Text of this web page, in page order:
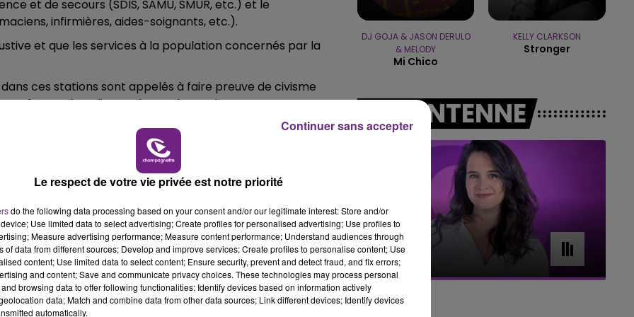
11h00 - 16h00
LE WEEK-END CHAMPAGNE FM
16h00 - 20h00
LE WEEK-END CHAMPAGNE FM
et de secours (SDIS, SAMU, SMUR, etc.) et le
infirmières, aides-soignants, etc.).
et que les services à la population concernés par la
ces stations sont appelés à faire preuve de civisme
forces de police et de gendarmerie assureront une
également "à la population de ne pas se ravitailler
DJ GOJA & JASON DERULO
& MELODY
Mi Chico
KELLY CLARKSON
Stronger
A L'ANTENNE
16h00 - 20h00
Le Week-end Champagne FM
7h00 - 11h00
BEST OF
Le respect de votre vie privée est notre priorité
do the following data processing based on your consent and/or our legitimate interest: Store and/or
Use limited data to select advertising; Create profiles for personalised advertising; Use profiles to
Measure advertising performance; Measure content performance; Understand audiences through
of data from different sources; Develop and improve services; Create profiles to personalise content; Use
content; Use limited data to select content; Ensure security, prevent and detect fraud, and fix errors;
and content; Save and communicate privacy choices. These technologies may process personal
browsing data to offer following functionalities: Identify devices based on information actively
data; Match and combine data from other data sources; Link different devices; Identify devices
automatically.
Continuer sans accepter